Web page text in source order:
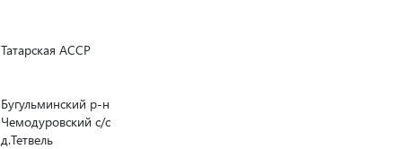
Татарская АССР
Бугульминский р-н
Чемодуровский с/с
д.Тетвель